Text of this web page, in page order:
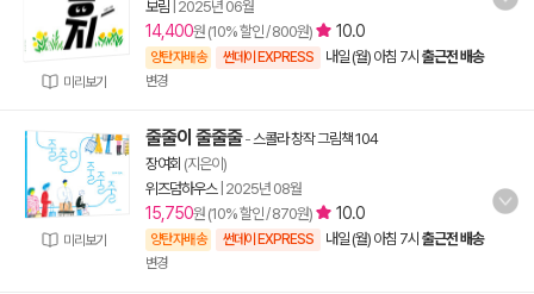
미리보기
보림 2025년 06월
14,400원 (10% 할인 / 800원) 10.0
양탄자배송 썬데이 EXPRESS 내일 (월) 아침 7시 출근전 배송
변경
미리보기
줄줄이 줄줄줄-스콜라 창작 그림책 104
장여회 (지은이)
위즈덤하우스| 2025년 08월
15,750원 (10% 할인 / 870원) 10.0
양탄자배송 썬데이 EXPRESS 내일 (월) 아침 7시 출근전 배송
변경